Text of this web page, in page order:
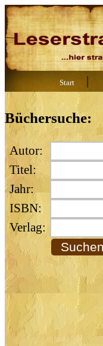
Start |
Büchersuche:
Autor:
Titel:
Jahr:
ISBN:
Verlag: